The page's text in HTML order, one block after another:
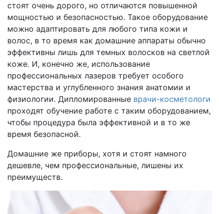
стоят очень дорого, но отличаются повышенной
мощностью и безопасностью. Такое оборудование
можно адаптировать для любого типа кожи и
волос, в то время как домашние аппараты обычно
эффективны лишь для темных волосков на светлой
коже. И, конечно же, использование
профессиональных лазеров требует особого
мастерства и углубленного знания анатомии и
физиологии. Дипломированные врачи-косметологи
проходят обучение работе с таким оборудованием,
чтобы процедура была эффективной и в то же
время безопасной.
Домашние же приборы, хотя и стоят намного
дешевле, чем профессиональные, лишены их
преимуществ.